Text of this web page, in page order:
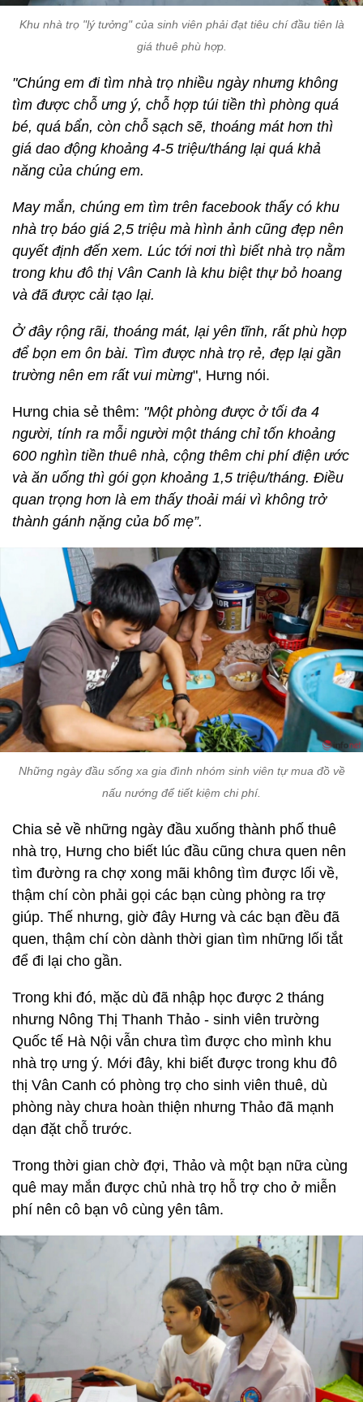
Khu nhà trọ "lý tưởng" của sinh viên phải đạt tiêu chí đầu tiên là
giá thuê phù hợp.
"Chúng em đi tìm nhà trọ nhiều ngày nhưng không
tìm được chỗ ưng ý, chỗ hợp túi tiền thì phòng quá
bé, quá bẩn, còn chỗ sạch sẽ, thoáng mát hơn thì
giá dao động khoảng 4-5 triệu/tháng lại quá khả
năng của chúng em.
May mắn, chúng em tìm trên facebook thấy có khu
nhà trọ báo giá 2,5 triệu mà hình ảnh cũng đẹp nên
quyết định đến xem. Lúc tới nơi thì biết nhà trọ nằm
trong khu đô thị Vân Canh là khu biệt thự bỏ hoang
và đã được cải tạo lại.
Ở đây rộng rãi, thoáng mát, lại yên tĩnh, rất phù hợp
để bọn em ôn bài. Tìm được nhà trọ rẻ, đẹp lại gần
trường nên em rất vui mừng", Hưng nói.
Hưng chia sẻ thêm: "Một phòng được ở tối đa 4
người, tính ra mỗi người một tháng chỉ tốn khoảng
600 nghìn tiền thuê nhà, cộng thêm chi phí điện ước
và ăn uống thì gói gọn khoảng 1,5 triệu/tháng. Điều
quan trọng hơn là em thấy thoải mái vì không trở
thành gánh nặng của bố mẹ”.
Những ngày đầu sống xa gia đình nhóm sinh viên tự mua đồ về
nấu nướng để tiết kiệm chi phí.
Chia sẻ về những ngày đầu xuống thành phố thuê
nhà trọ, Hưng cho biết lúc đầu cũng chưa quen nên
tìm đường ra chợ xong mãi không tìm được lối về,
thậm chí còn phải gọi các bạn cùng phòng ra trợ
giúp. Thế nhưng, giờ đây Hưng và các bạn đều đã
quen, thậm chí còn dành thời gian tìm những lối tắt
để đi lại cho gần.
Trong khi đó, mặc dù đã nhập học được 2 tháng
nhưng Nông Thị Thanh Thảo - sinh viên trường
Quốc tế Hà Nội vẫn chưa tìm được cho mình khu
nhà trọ ưng ý. Mới đây, khi biết được trong khu đô
thị Vân Canh có phòng trọ cho sinh viên thuê, dù
phòng này chưa hoàn thiện nhưng Thảo đã mạnh
dạn đặt chỗ trước.
Trong thời gian chờ đợi, Thảo và một bạn nữa cùng
quê may mắn được chủ nhà trọ hỗ trợ cho ở miễn
phí nên cô bạn vô cùng yên tâm.